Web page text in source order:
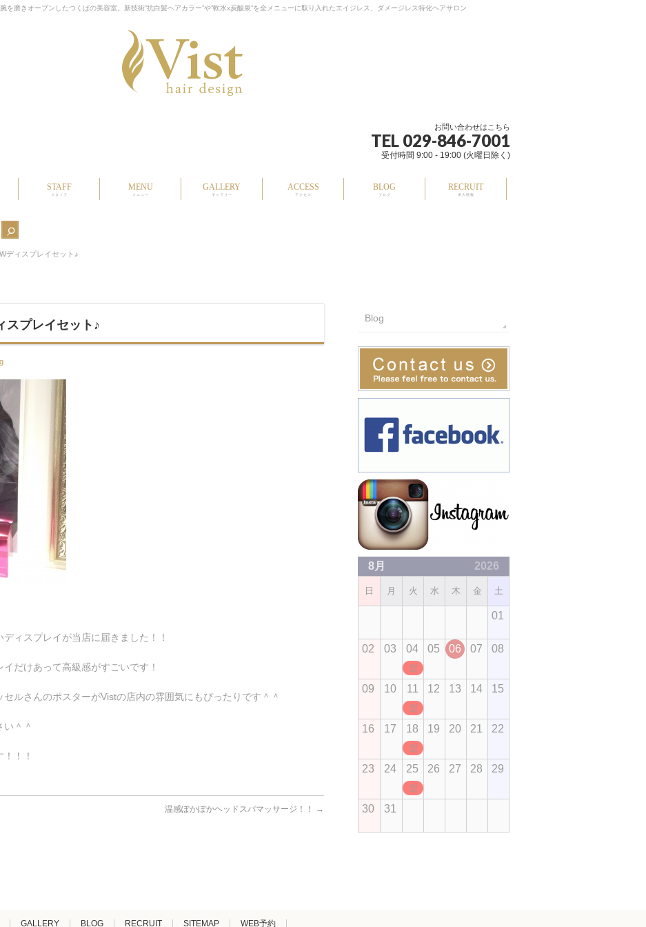
を磨きオープンしたつくばの美容室。新技術”抗白髪ヘアカラー”や”軟水x炭酸泉”を全メニューに取り入れたエイジレス、ダメージレス特化ヘアサロン
お問い合わせはこちら
TEL 029-846-7001
受付時間 9:00 - 19:00 (火曜日除く)
STAFF
スタッフ
MENU
メニュー
GALLERY
ギャラリー
ACCESS
アクセス
BLOG
ブログ
RECRUIT
求人情報
ディスプレイセット♪
スプレイセット♪
ィスプレイが当店に届きました！！
だけあって高級感がすごいです！
ルさんのポスターがVistの店内の雰囲気にもぴったりです＾＾
＾＾
！！
温感ぽかぽかヘッドスパマッサージ！！ →
Blog
8月 2026
日 月 火 水 木 金 土
01
02 03 04
定休日
05 06 07 08
09 10 11
定休日
12 13 14 15
16 17 18
定休日
19 20 21 22
23 24 25
定休日
26 27 28 29
30 31
GALLERY BLOG RECRUIT SITEMAP WEB予約